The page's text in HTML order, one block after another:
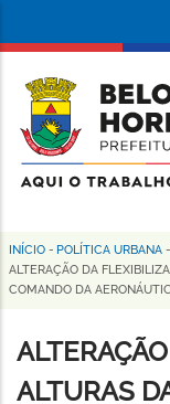
conteúdo
principal
da
Prefeitura
de
Horizonte
Trilha
de
navegação
INÍCIO - POLÍTICA URBANA -
ALTERAÇÃO DA
COMANDO DA
ALTURAS